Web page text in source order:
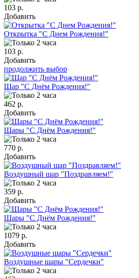
103 р.
Добавить
Открытка "С Днем Рождения!"
103 р.
Добавить
продолжить выбор
Шар "С Днём Рождения!"
462 р.
Добавить
Шары "С Днём Рождения!"
770 р.
Добавить
Воздушный шар "Поздравляем!"
359 р.
Добавить
Шары "С Днём Рождения!"
1079 р.
Добавить
Воздушные шары "Сердечки"